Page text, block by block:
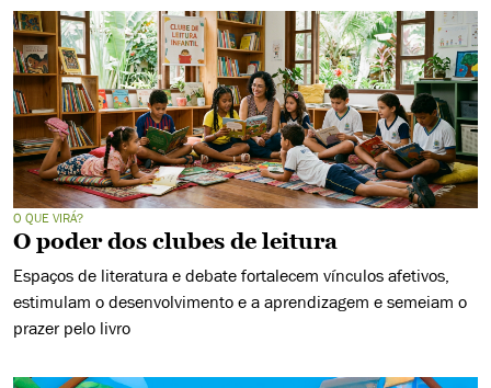
O QUE VIRÁ?
O poder dos clubes de leitura
Espaços de literatura e debate fortalecem vínculos afetivos,
estimulam o desenvolvimento e a aprendizagem e semeiam o
prazer pelo livro